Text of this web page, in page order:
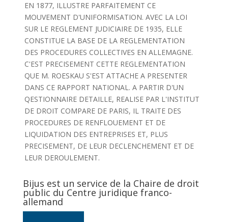
EN 1877, ILLUSTRE PARFAITEMENT CE
MOUVEMENT D'UNIFORMISATION. AVEC LA LOI
SUR LE REGLEMENT JUDICIAIRE DE 1935, ELLE
CONSTITUE LA BASE DE LA REGLEMENTATION
DES PROCEDURES COLLECTIVES EN ALLEMAGNE.
C'EST PRECISEMENT CETTE REGLEMENTATION
QUE M. ROESKAU S'EST ATTACHE A PRESENTER
DANS CE RAPPORT NATIONAL. A PARTIR D'UN
QESTIONNAIRE DETAILLE, REALISE PAR L'INSTITUT
DE DROIT COMPARE DE PARIS, IL TRAITE DES
PROCEDURES DE RENFLOUEMENT ET DE
LIQUIDATION DES ENTREPRISES ET, PLUS
PRECISEMENT, DE LEUR DECLENCHEMENT ET DE
LEUR DEROULEMENT.
Bijus est un service de la Chaire de droit
public du Centre juridique franco-
allemand